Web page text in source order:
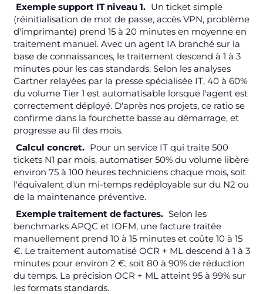
Exemple support IT niveau 1. Un ticket simple
(réinitialisation de mot de passe, accès VPN, problème
d'imprimante) prend 15 à 20 minutes en moyenne en
traitement manuel. Avec un agent IA branché sur la
base de connaissances, le traitement descend à 1 à 3
minutes pour les cas standards. Selon les analyses
Gartner relayées par la presse spécialisée IT, 40 à 60%
du volume Tier 1 est automatisable lorsque l'agent est
correctement déployé. D'après nos projets, ce ratio se
confirme dans la fourchette basse au démarrage, et
progresse au fil des mois.
Calcul concret. Pour un service IT qui traite 500
tickets N1 par mois, automatiser 50% du volume libère
environ 75 à 100 heures techniciens chaque mois, soit
l'équivalent d'un mi-temps redéployable sur du N2 ou
de la maintenance préventive.
Exemple traitement de factures. Selon les
benchmarks APQC et IOFM, une facture traitée
manuellement prend 10 à 15 minutes et coûte 10 à 15
€. Le traitement automatisé OCR + ML descend à 1 à 3
minutes pour environ 2 €, soit 80 à 90% de réduction
du temps. La précision OCR + ML atteint 95 à 99% sur
les formats standards.